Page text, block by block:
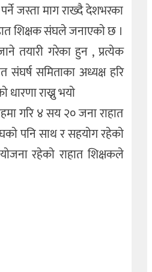
जस्ता माग राख्दै देशभरका
शिक्षक संघले जनाएकाे छ ।
तयारी गरेका हुन , प्रत्येक
संघर्ष समिताका अध्यक्ष हरि
राख्नु भयाे
गरि ४ सय २० जना राहात
पनि साथ र सहयाेग रहेकाे
रहेकाे राहात शिक्षकले